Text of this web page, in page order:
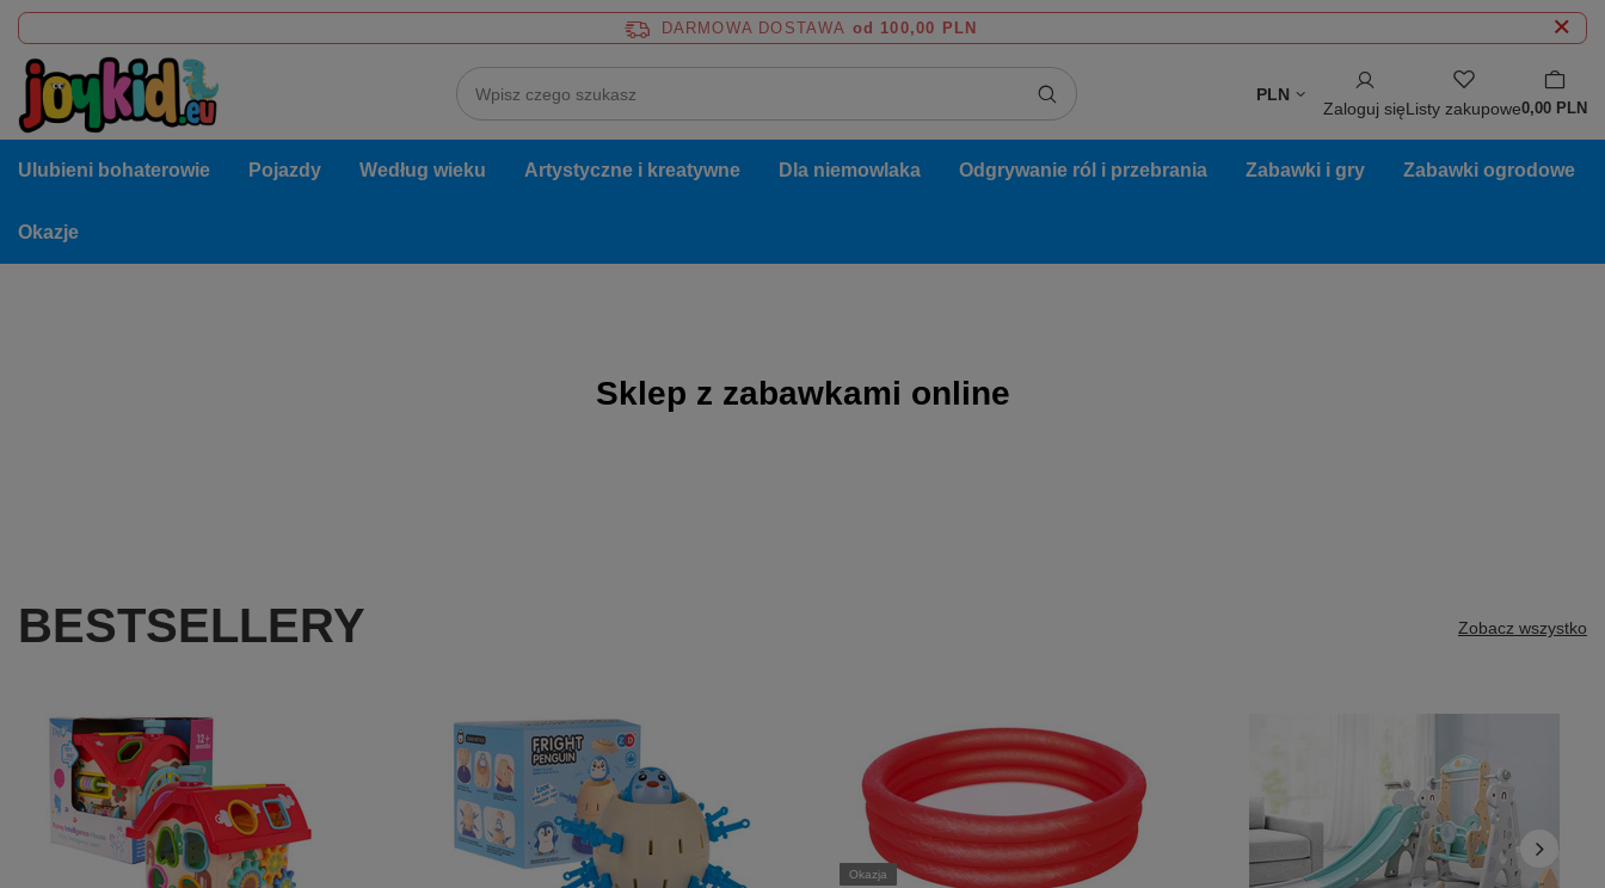
DARMOWA DOSTAWA od 100,00 PLN
PLN
Zaloguj sięListy zakupowe0,00 PLN
Ulubieni bohaterowie Pojazdy Według wieku Artystyczne i kreatywne Dla niemowlaka Odgrywanie ról i przebrania Zabawki i gry Zabawki ogrodowe
Okazje
Sklep z zabawkami online
BESTSELLERY Zobacz wszystko
Okazja